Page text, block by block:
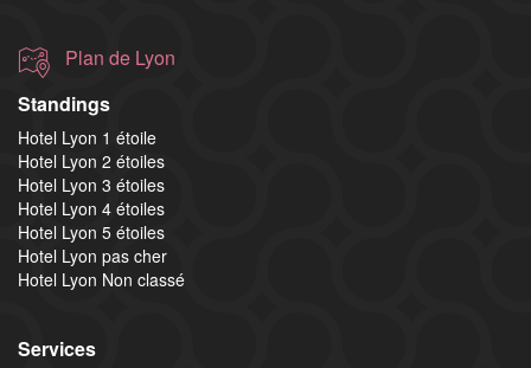
Plan de Lyon
Standings
Hotel Lyon 1 étoile
Hotel Lyon 2 étoiles
Hotel Lyon 3 étoiles
Hotel Lyon 4 étoiles
Hotel Lyon 5 étoiles
Hotel Lyon pas cher
Hotel Lyon Non classé
Services